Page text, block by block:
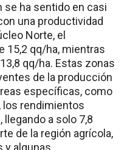
se ha sentido en casi
una productividad
Norte, el
15,2 qq/ha, mientras
qq/ha. Estas zonas
de la producción
específicas, como
los rendimientos
a solo 7,8
de la región agrícola,
y algunas